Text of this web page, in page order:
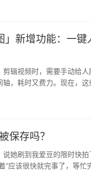
新增功能：一键
辑视频时，需要手动给
，耗时又费力。现在，
保存吗？
她刷到我爱豆的限时快
“应该很快就完事了，等忙